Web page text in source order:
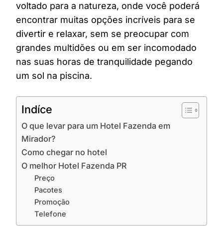
voltado para a natureza, onde você poderá
encontrar muitas opções incríveis para se
divertir e relaxar, sem se preocupar com
grandes multidões ou em ser incomodado
nas suas horas de tranquilidade pegando
um sol na piscina.
Indíce
O que levar para um Hotel Fazenda em
Mirador?
Como chegar no hotel
O melhor Hotel Fazenda PR
Preço
Pacotes
Promoção
Telefone